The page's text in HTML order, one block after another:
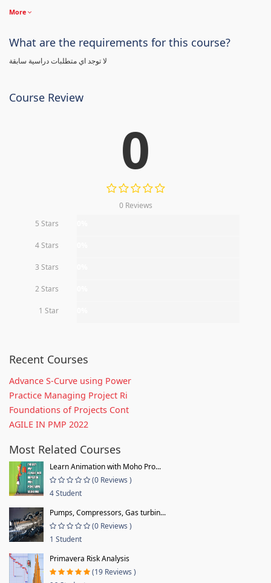
More
What are the requirements for this course?
لا توجد اي متطلبات دراسية سابقة
Course Review
0
0 Reviews
5 Stars
4 Stars
3 Stars
2 Stars
1 Star
Recent Courses
Advance S-Curve using Power
Practice Managing Project Ri
Foundations of Projects Cont
AGILE IN PMP 2022
Most Related Courses
Learn Animation with Moho Pro...
(0 Reviews )
4 Student
Pumps, Compressors, Gas turbin...
(0 Reviews )
1 Student
Primavera Risk Analysis
(19 Reviews )